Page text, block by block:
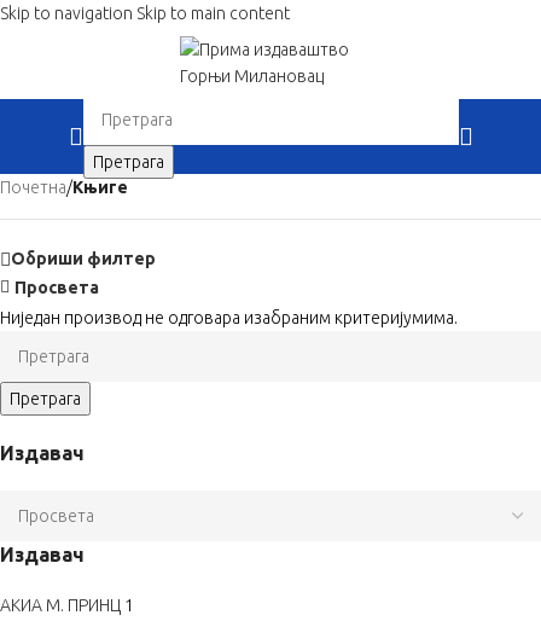
Skip to navigation Skip to main content
Претрага
Издавач
Издавач
АКИА М. ПРИНЦ 1
Почетна/Књиге
Обриши филтер
Просвета
Ниједан производ не одговара изабраним критеријумима.
Претрага